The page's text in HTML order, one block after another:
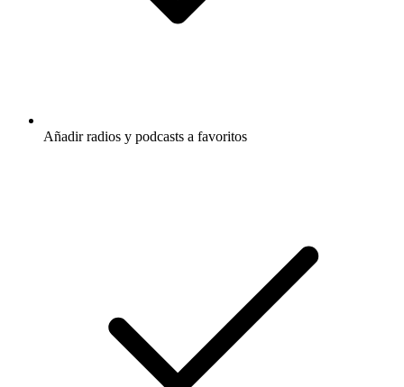
Añadir radios y podcasts a favoritos